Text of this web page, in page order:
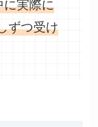
に実際に
ずつ受け